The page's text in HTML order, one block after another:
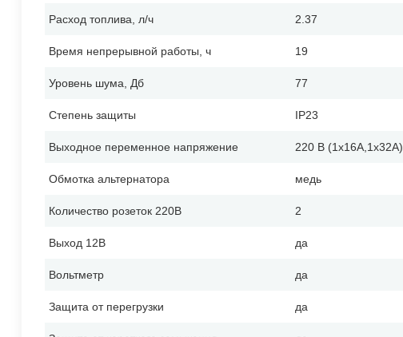
Расход топлива, л/ч 2.37
Время непрерывной работы, ч 19
Уровень шума, Дб 77
Степень защиты IP23
Выходное переменное напряжение 220 В (1х16A,1х32A)
Обмотка альтернатора медь
Количество розеток 220В 2
Выход 12В да
Вольтметр да
Защита от перегрузки да